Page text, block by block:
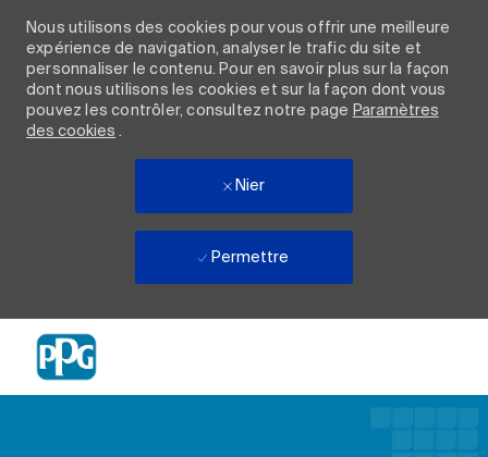
Nous utilisons des cookies pour vous offrir une meilleure
expérience de navigation, analyser le trafic du site et
personnaliser le contenu. Pour en savoir plus sur la façon
dont nous utilisons les cookies et sur la façon dont vous
pouvez les contrôler, consultez notre page Paramètres
des cookies .
Nier
Permettre